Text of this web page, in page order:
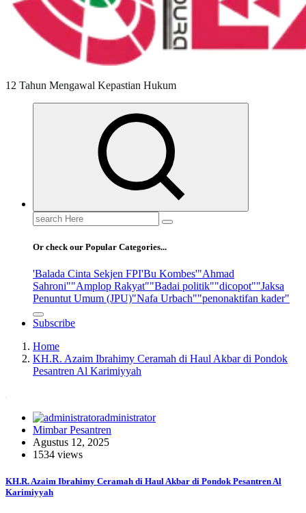
12 Tahun Mengawal Kepastian Hukum
Search
for:
Or check our Popular Categories...
'Balada Cinta Sekjen FPI'Bu Kombes'"Ahmad
Sahroni""Amplop Rakyat""Badai politik""dicopot""Jaksa
Penuntut Umum (JPU)"Nafa Urbach""penonaktifan kader"
Subscribe
Home
KH.R. Azaim Ibrahimy Ceramah di Haul Akbar di Pondok
Pesantren Al Karimiyyah
administrator
Mimbar Pesantren
Agustus 12, 2025
KH.R. Azaim Ibrahimy Ceramah di Haul Akbar di Pondok Pesantren Al